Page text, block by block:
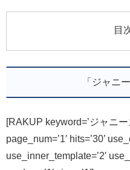
目
「ジャニ
[RAKUP keyword=’ジャニー
page_num=’1′ hits=’30’
use_inner_template=’2′